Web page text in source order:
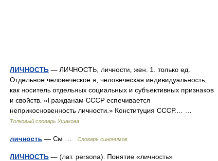
ЛИЧНОСТЬ — ЛИЧНОСТЬ, личности, жен. 1. только ед.
Отдельное человеческое я, человеческая индивидуальность,
как носитель отдельных социальных и субъективных признаков
и свойств. «Гражданам СССР еспечивается
неприкосновенность личности.» Конституция СССР.… …
Толковый словарь Ушакова
личность — См … Словарь синонимов
ЛИЧНОСТЬ — (лат. persona). Понятие «личность»